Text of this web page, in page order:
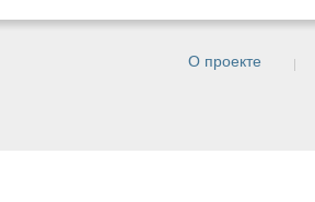
О проекте